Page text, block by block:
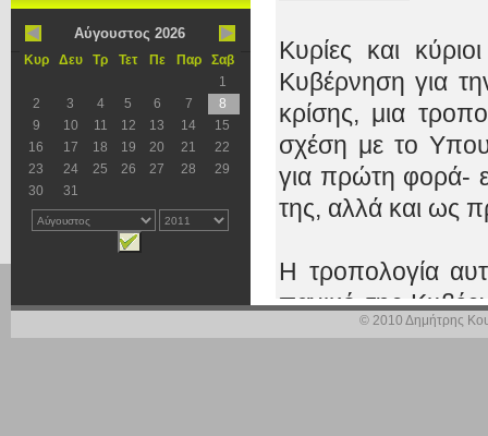
Αύγουστος 2026
Κυρ Δευ Τρ Τετ Πε Παρ
Σαβ
1
2
3 4 5 6 7
8
9
10 11 12 13 14
15
16
17 18 19 20 21
22
23
24 25 26 27 28
29
30
31
Κυρίες και
Κυβέρνηση για
κρίσης, μια
σχέση με το
για πρώτη φορά-
της, αλλά και ως
Η τροπολογία
πανικό της
προκειμένου να
© 2010 Δημήτρης